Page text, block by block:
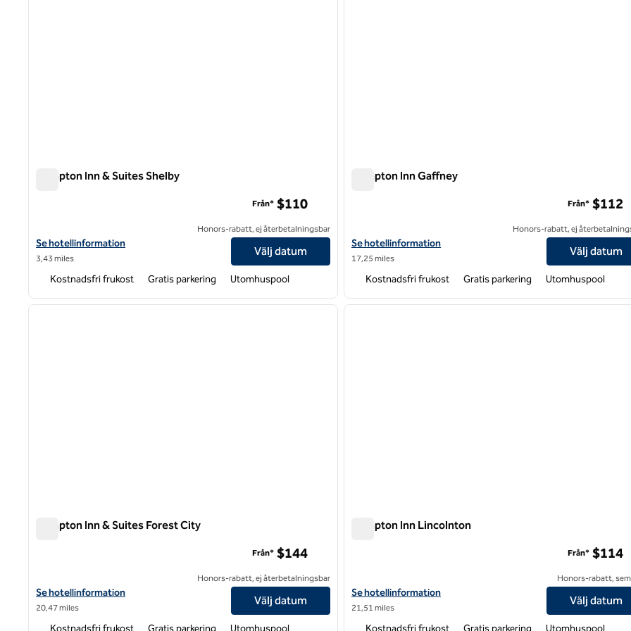
Hampton Inn & Suites Shelby
Visa hotelldetaljer för Hampton Inn & Suites Shelby
Se hotellinformation
3,43 miles
Från* $110
Honors-rabatt, ej återbetalningsbar
Välj datum
Kostnadsfri frukost Gratis parkering Utomhuspool
Hampton Inn Gaffney
Visa hotelldetaljer för Hampton Inn Gaffney
Se hotellinformation
17,25 miles
Från* $112
Honors-rabatt, ej
Välj datum
Kostnadsfri frukost Gratis parkering Utomhuspool
1 av 12
nästa bild
Hampton Inn & Suites Forest City
Visa hotelldetaljer för Hampton Inn & Suites Forest City
Se hotellinformation
20,47 miles
Från* $144
Honors-rabatt, ej återbetalningsbar
Välj datum
1 av 12
Hampton Inn Lincolnton
Visa hotelldetaljer för Hampton Inn Lincolnton
Se hotellinformation
21,51 miles
Från* $114
Honors-rabatt,
Välj datum